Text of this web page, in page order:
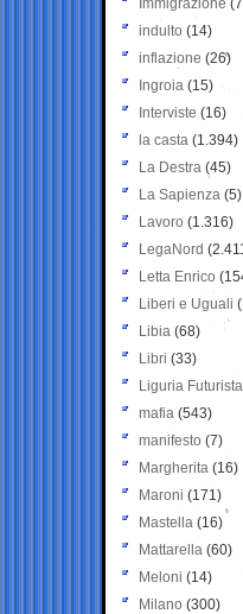
Immigrazione
indulto (14)
inflazione (26)
Ingroia (15)
Interviste (16)
la casta (1.394)
La Destra (45)
La Sapienza (5)
Lavoro (1.316)
LegaNord
Letta Enrico
Liberi e Uguali
Libia (68)
Libri (33)
Liguria Futurista
mafia (543)
manifesto (7)
Margherita (16)
Maroni (171)
Mastella (16)
Mattarella (60)
Meloni (14)
Milano (300)